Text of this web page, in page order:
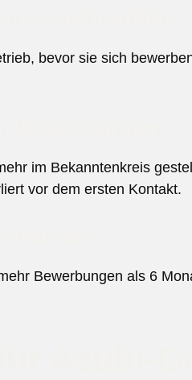
bevor sie sich
im Bekanntenkreis
vor dem ersten Kontakt.
Bewerbungen als 6